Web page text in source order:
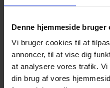
Denne hjemmeside bruger
Vi bruger cookies til at
annoncer, til at vise dig
at analysere vores trafik.
din brug af vores
HD Street Glide
Honda Africa Twin CRF
Suzuki VSTROM 800 DE
Triumph 900 GT Pro
Yamaha MT 09
Yamaha Super Ténéré